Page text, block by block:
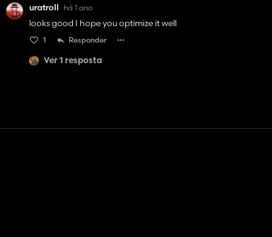
uratroll há 1 ano
looks good I hope you optimize it well
1 Responder
Ver 1 resposta